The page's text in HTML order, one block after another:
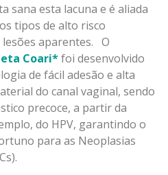
sana esta lacuna e é aliada
tipos de alto risco
lesões aparentes. O
Coari*foi desenvolvido
de fácil adesão e alta
do canal vaginal, sendo
precoce, a partir da
do HPV, garantindo o
para as Neoplasias